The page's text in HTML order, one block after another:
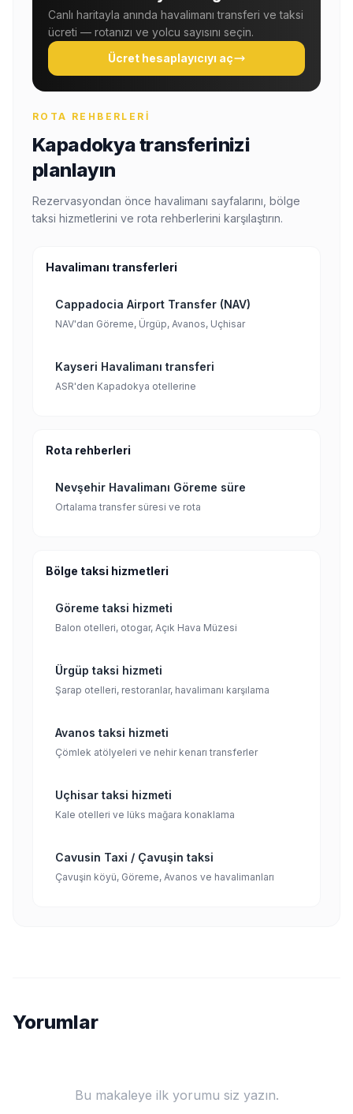
Canlı haritayla anında havalimanı transferi ve taksi
ücreti — rotanızı ve yolcu sayısını seçin.
Ücret hesaplayıcıyı aç
ROTA REHBERLERI
Kapadokya transferinizi
planlayın
Rezervasyondan önce havalimanı sayfalarını, bölge
taksi hizmetlerini ve rota rehberlerini karşılaştırın.
Havalimanı transferleri
Cappadocia Airport Transfer (NAV)
NAV'dan Göreme, Ürgüp, Avanos, Uçhisar
Kayseri Havalimanı transferi
ASR'den Kapadokya otellerine
Rota rehberleri
Nevşehir Havalimanı Göreme süre
Ortalama transfer süresi ve rota
Bölge taksi hizmetleri
Göreme taksi hizmeti
Balon otelleri, otogar, Açık Hava Müzesi
Ürgüp taksi hizmeti
Şarap otelleri, restoranlar, havalimanı karşılama
Avanos taksi hizmeti
Çömlek atölyeleri ve nehir kenarı transferler
Uçhisar taksi hizmeti
Kale otelleri ve lüks mağara konaklama
Cavusin Taxi / Çavuşin taksi
Çavuşin köyü, Göreme, Avanos ve havalimanları
Yorumlar
Bu makaleye ilk yorumu siz yazın.